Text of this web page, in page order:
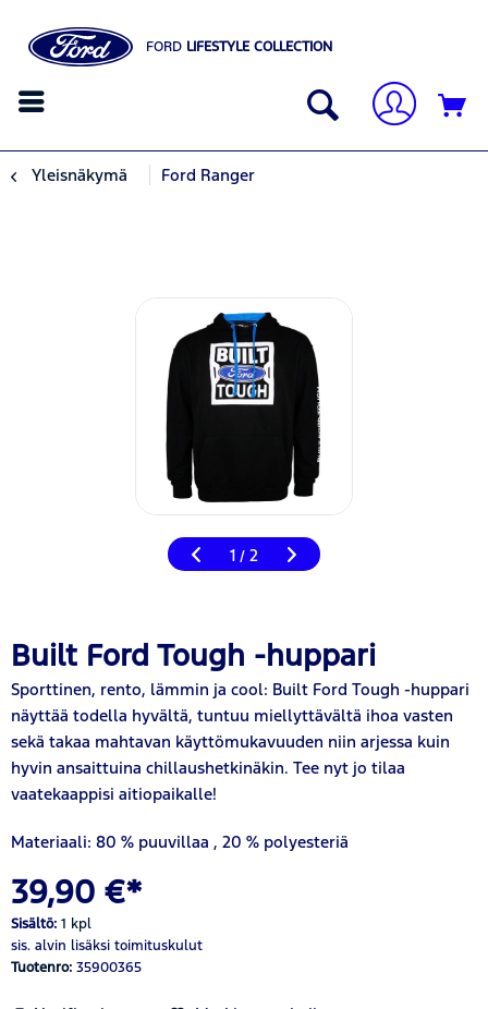
FORD LIFESTYLE COLLECTION
Yleisnäkymä Ford Ranger
1 / 2
Built Ford Tough -huppari
Sporttinen, rento, lämmin ja cool: Built Ford Tough -huppari
näyttää todella hyvältä, tuntuu miellyttävältä ihoa vasten
sekä takaa mahtavan käyttömukavuuden niin arjessa kuin
hyvin ansaittuina chillaushetkinäkin. Tee nyt jo tilaa
vaatekaappisi aitiopaikalle!
Materiaali: 80 % puuvillaa , 20 % polyesteriä
39,90 €*
Sisältö: 1 kpl
sis. alvin lisäksi toimituskulut
Tuotenro: 35900365